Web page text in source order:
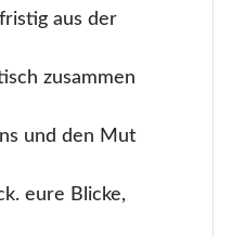
aus der
zusammen
und den Mut
eure Blicke,